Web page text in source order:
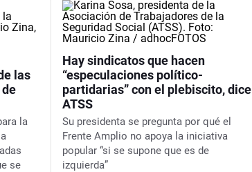
las
la
se
Hay sindicatos que hacen
“especulaciones político-
partidarias” con el plebiscito, dice
ATSS
Su presidenta se pregunta por qué el
Frente Amplio no apoya la iniciativa
popular “si se supone que es de
izquierda”